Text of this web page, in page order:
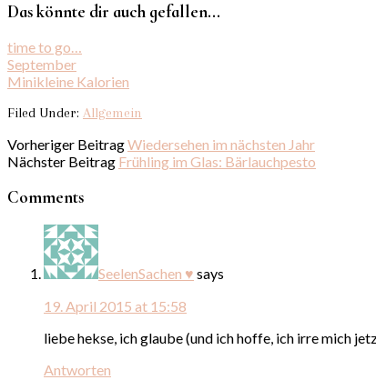
Das könnte dir auch gefallen...
time to go…
September
Minikleine Kalorien
Filed Under: Allgemein
Vorheriger BeitragWiedersehen im nächsten Jahr
Nächster Beitrag Frühling im Glas: Bärlauchpesto
Comments
SeelenSachen ♥ says
19. April 2015 at 15:58
liebe hekse, ich glaube (und ich hoffe, ich irre mich
Antworten